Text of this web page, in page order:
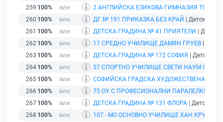
259 100%
2 АНГЛИЙСКА ЕЗИКОВА ГИМНАЗИЯ
260 100% ДГ № 191 ПРИКАЗКА БЕЗ КРАЙ
| Детска
261 100% ДЕТСКА ГРАДИНА № 41 ПРИЯТЕЛИ
|
262 100% 17 СРЕДНО УЧИЛИЩЕ ДАМЯН ГРУЕВ
263 100% ДЕТСКА ГРАДИНА № 172 СОФИЯ
| Детска
264 100%
57 СПОРТНО УЧИЛИЩЕ СВЕТИ НАУМ
265 100%
СОФИЙСКА ГРАДСКА ХУДОЖЕСТВЕНА
266 100%
75 ОУ С ПРОФЕСИОНАЛНИ ПАРАЛЕЛКИ
267 100% ДЕТСКА ГРАДИНА № 131 ФЛОРА | Детска
268 100% 107 - МО ОСНОВНО УЧИЛИЩЕ ХАН КРУМ